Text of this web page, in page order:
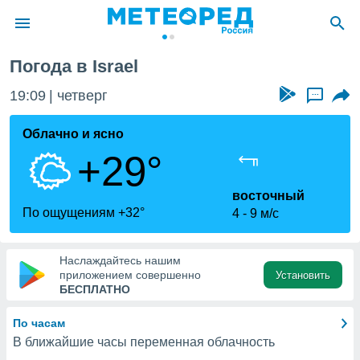
о
Вы можете
к этому
доступ
Погода в Israel
19:09 четверг ...
Облачно и ясно
+29°
По ощущениям +32°
восточный
4
9 м/с
Наслаждайтесь нашим
приложением совершенно
БЕСПЛАТНО
Установить
По часам
В ближайшие часы переменная облачность